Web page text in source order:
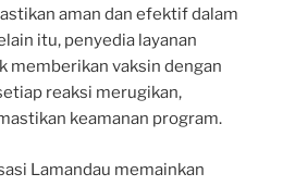
aman dan efektif dalam
itu, penyedia layanan
memberikan vaksin dengan
reaksi merugikan,
keamanan program.
Lamandau memainkan